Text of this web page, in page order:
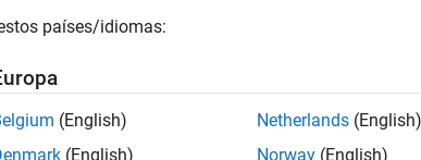
que los procesadores de punto flotante pueden
y aproximar eficazmente los números del
ventajas. Los procesadores de punto fijo suelen
menos memoria y menos tiempo de procesador
un modelo que utiliza números de punto fijo,
países/idiomas:
(English)
(English)
Netherlands (English)
Norway (English)